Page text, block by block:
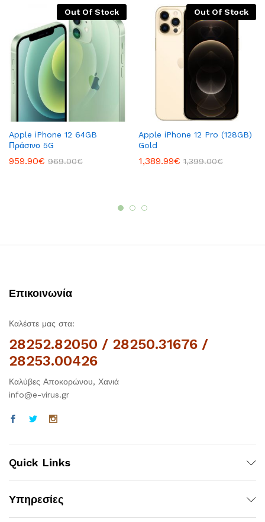
Out Of Stock
Apple iPhone 12 64GB
Πράσινο 5G
959.90€ 969.00€
Out Of Stock
Apple iPhone 12 Pro (128GB)
Gold
1,389.99€ 1,399.00€
Επικοινωνία
Καλέστε μας στα:
28252.82050 / 28250.31676 /
28253.00426
Καλύβες Αποκορώνου, Χανιά
info@e-virus.gr
Quick Links
Υπηρεσίες